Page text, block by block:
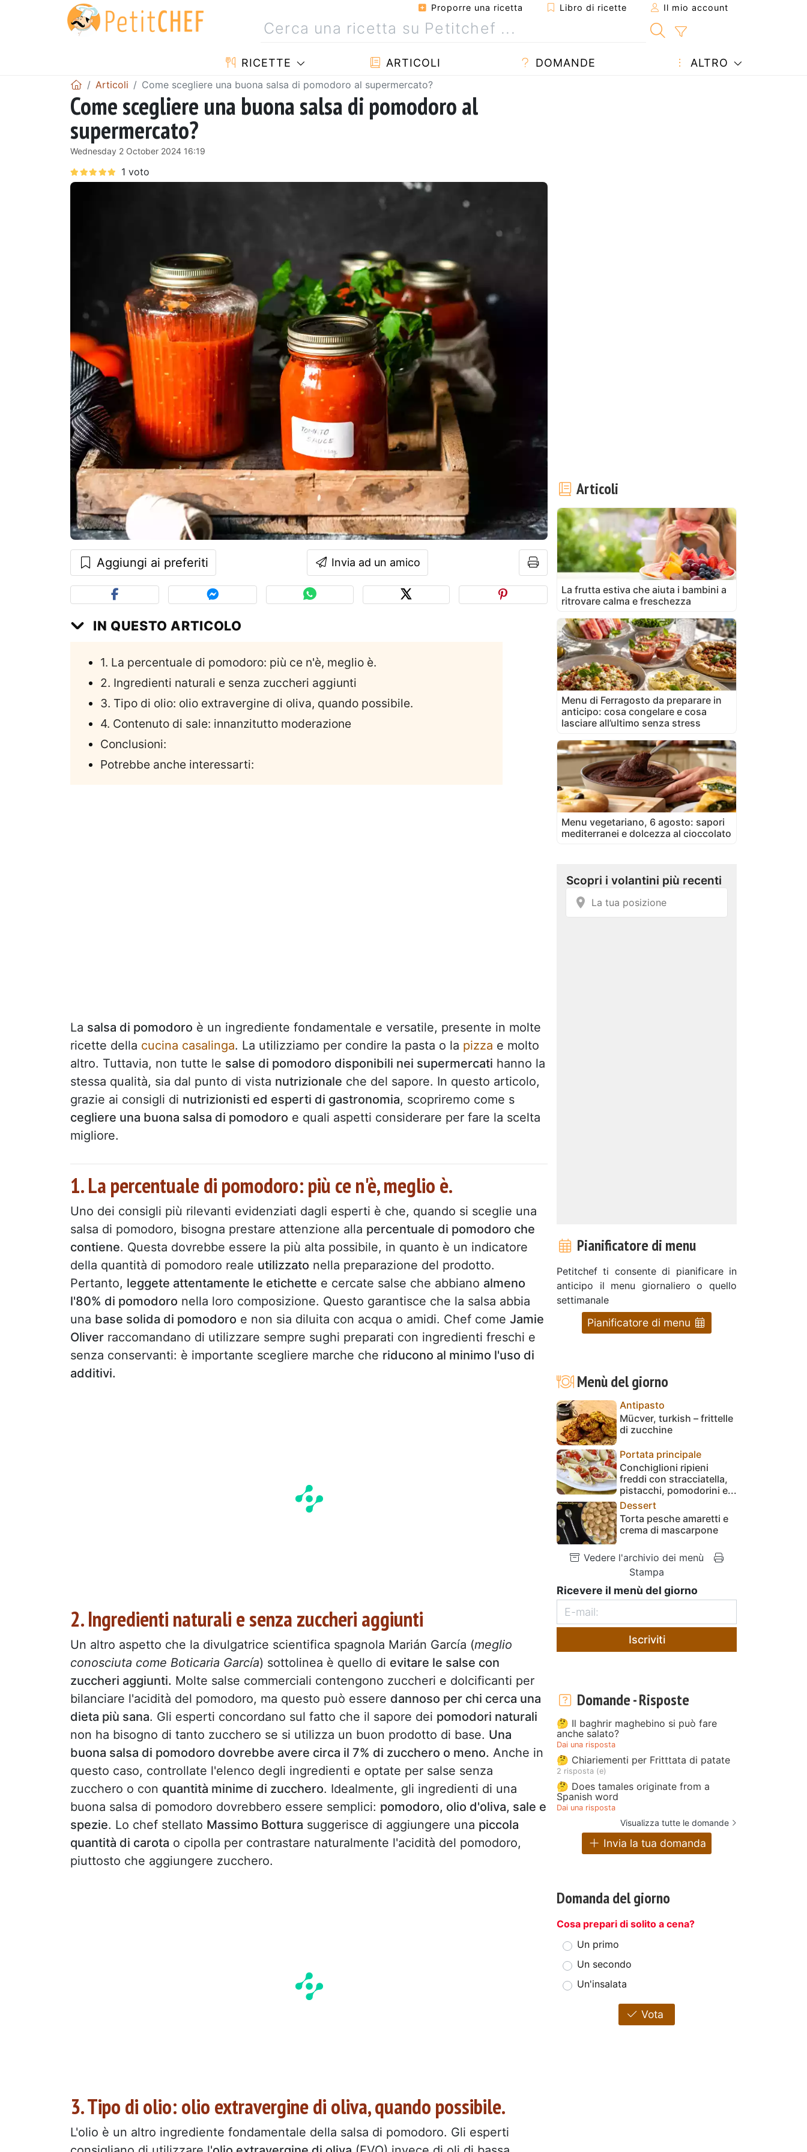
Proporre una ricetta Libro di ricette Il mio account
RICETTE ARTICOLI DOMANDE ALTRO
Articoli Come scegliere una buona salsa di pomodoro al supermercato?
Come scegliere una buona salsa di pomodoro al
supermercato?
Wednesday 2 October 2024 16:19
Aggiungi ai preferiti Invia ad un amico
IN QUESTO ARTICOLO
1. La percentuale di pomodoro: più ce n'è, meglio è.
2. Ingredienti naturali e senza zuccheri aggiunti
3. Tipo di olio: olio extravergine di oliva, quando possibile.
4. Contenuto di sale: innanzitutto moderazione
Conclusioni:
Potrebbe anche interessarti:
La salsa di pomodoro è un ingrediente fondamentale e versatile, presente in molte
ricette della cucina casalinga. La utilizziamo per condire la pasta o la pizza e molto
altro. Tuttavia, non tutte le salse di pomodoro disponibili nei supermercati hanno la
stessa qualità, sia dal punto di vista nutrizionale che del sapore. In questo articolo,
grazie ai consigli di nutrizionisti ed esperti di gastronomia, scopriremo come s
cegliere una buona salsa di pomodoro e quali aspetti considerare per fare la scelta
migliore.
1. La percentuale di pomodoro: più ce n'è, meglio è.
Uno dei consigli più rilevanti evidenziati dagli esperti è che, quando si sceglie una
salsa di pomodoro, bisogna prestare attenzione alla percentuale di pomodoro che
contiene. Questa dovrebbe essere la più alta possibile, in quanto è un indicatore
della quantità di pomodoro reale utilizzato nella preparazione del prodotto.
Pertanto, leggete attentamente le etichette e cercate salse che abbiano almeno
l'80% di pomodoro nella loro composizione. Questo garantisce che la salsa abbia
una base solida di pomodoro e non sia diluita con acqua o amidi. Chef come Jamie
Oliver raccomandano di utilizzare sempre sughi preparati con ingredienti freschi e
senza conservanti: è importante scegliere marche che riducono al minimo l'uso di
additivi.
2. Ingredienti naturali e senza zuccheri aggiunti
Un altro aspetto che la divulgatrice scientifica spagnola Marián García (meglio
conosciuta come Boticaria García) sottolinea è quello di evitare le salse con
zuccheri aggiunti. Molte salse commerciali contengono zuccheri e dolcificanti per
bilanciare l'acidità del pomodoro, ma questo può essere dannoso per chi cerca una
dieta più sana. Gli esperti concordano sul fatto che il sapore dei pomodori naturali
non ha bisogno di tanto zucchero se si utilizza un buon prodotto di base. Una
buona salsa di pomodoro dovrebbe avere circa il 7% di zucchero o meno. Anche in
questo caso, controllate l'elenco degli ingredienti e optate per salse senza
zucchero o con quantità minime di zucchero. Idealmente, gli ingredienti di una
buona salsa di pomodoro dovrebbero essere semplici: pomodoro, olio d'oliva, sale e
spezie. Lo chef stellato Massimo Bottura suggerisce di aggiungere una piccola
quantità di carota o cipolla per contrastare naturalmente l'acidità del pomodoro,
piuttosto che aggiungere zucchero.
3. Tipo di olio: olio extravergine di oliva, quando possibile.
L'olio è un altro ingrediente fondamentale della salsa di pomodoro. Gli esperti
Articoli
La frutta estiva che aiuta i bambini a
ritrovare calma e freschezza
Menu di Ferragosto da preparare in
anticipo: cosa congelare e cosa
lasciare all’ultimo senza stress
Menu vegetariano, 6 agosto: sapori
mediterranei e dolcezza al cioccolato
Pianificatore di menu
Petitchef ti consente di pianificare in
anticipo il menu giornaliero o quello
settimanale
Pianificatore di menu
Menù del giorno
Antipasto
Mücver, turkish – frittelle
di zucchine
Portata principale
Conchiglioni ripieni
freddi con stracciatella,
pistacchi, pomodorini e...
Dessert
Torta pesche amaretti e
crema di mascarpone
Vedere l'archivio dei menù
Stampa
Ricevere il menù del giorno
Iscriviti
Domande - Risposte
🤔 Il baghrir maghebino si può fare
anche salato?
Dai una risposta
🤔 Chiariementi per Fritttata di patate
2 risposta (e)
🤔 Does tamales originate from a
Spanish word
Dai una risposta
Visualizza tutte le domande
Invia la tua domanda
Domanda del giorno
Cosa prepari di solito a cena?
Un primo
Un secondo
Un'insalata
Vota